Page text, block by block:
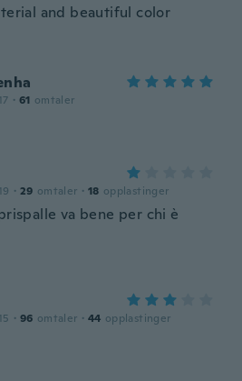
and beautiful color
· 61 omtaler
· 29 omtaler · 18 opplastinger
va bene per chi è
· 96 omtaler · 44 opplastinger